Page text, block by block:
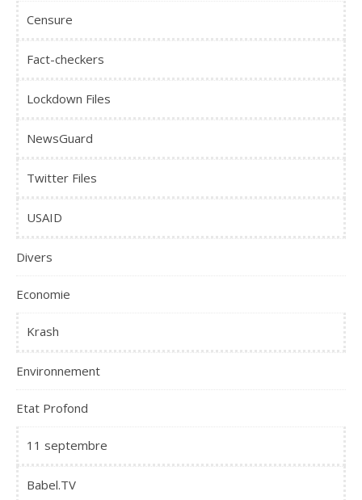
Censure
Fact-checkers
Lockdown Files
NewsGuard
Twitter Files
USAID
Divers
Economie
Krash
Environnement
Etat Profond
11 septembre
Babel.TV